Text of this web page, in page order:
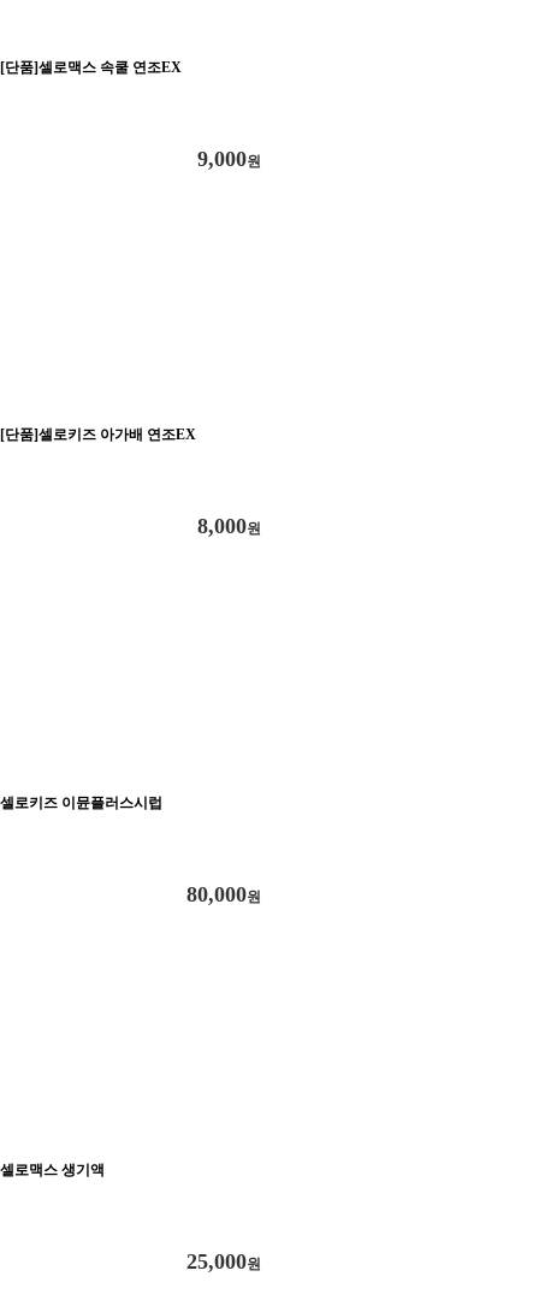
[단품]셀로맥스 속쿨 연조EX
9,000원
[단품]셀로키즈 아가배 연조EX
8,000원
셀로키즈 이뮨플러스시럽
80,000원
셀로맥스 생기액
25,000원